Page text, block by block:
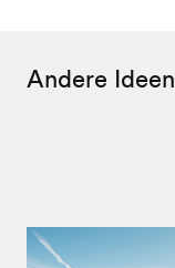
Andere Ideen